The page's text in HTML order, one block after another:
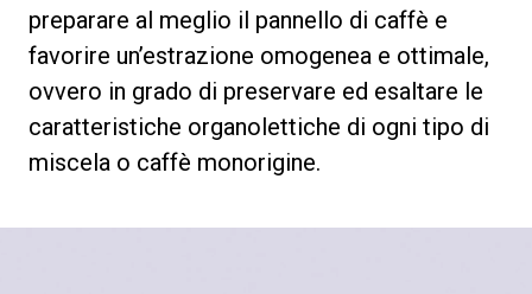
preparare al meglio il pannello di caffè e
favorire un’estrazione omogenea e ottimale,
ovvero in grado di preservare ed esaltare le
caratteristiche organolettiche di ogni tipo di
miscela o caffè monorigine.